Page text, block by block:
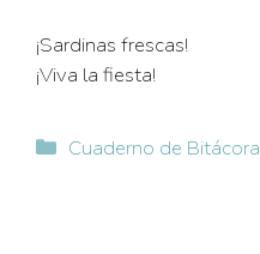
¡Sardinas frescas!
¡Viva la fiesta!
Categorías
Cuaderno de Bitácora